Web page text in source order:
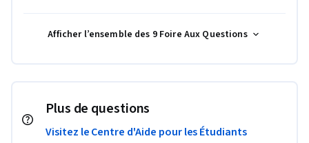
Afficher l’ensemble des 9 Foire Aux Questions
Plus de questions
Visitez le Centre d'Aide pour les Étudiants